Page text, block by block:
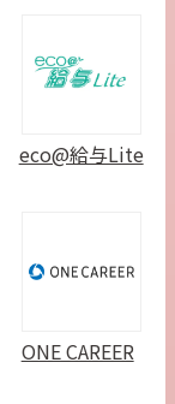
eco@給与Lite
ONE CAREER